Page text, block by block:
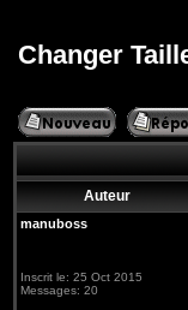
Changer
Auteur
manuboss
Inscrit le: 25 Oct 2015
Messages: 20